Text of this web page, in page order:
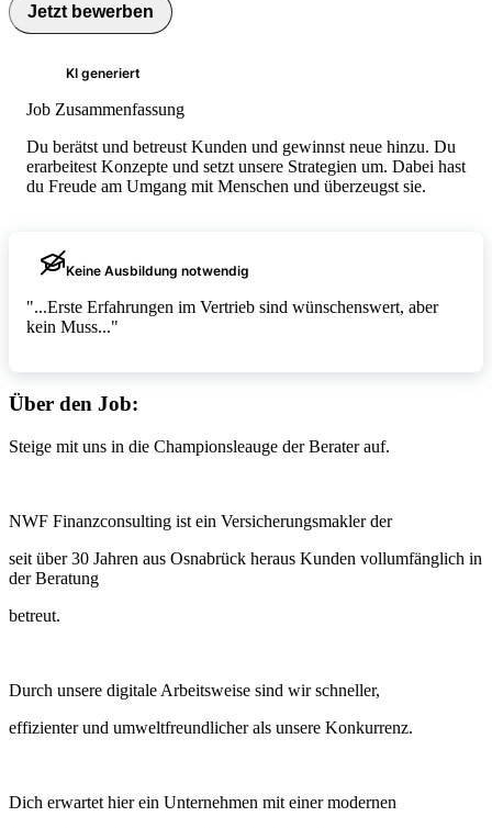
Jetzt bewerben
KI generiert
Job Zusammenfassung
Du berätst und betreust Kunden und gewinnst neue hinzu. Du
erarbeitest Konzepte und setzt unsere Strategien um. Dabei hast
du Freude am Umgang mit Menschen und überzeugst sie.
Keine Ausbildung notwendig
"...Erste Erfahrungen im Vertrieb sind wünschenswert, aber
kein Muss..."
Über den Job:
Steige mit uns in die Championsleauge der Berater auf.
NWF Finanzconsulting ist ein Versicherungsmakler der
seit über 30 Jahren aus Osnabrück heraus Kunden vollumfänglich in
der Beratung
betreut.
Durch unsere digitale Arbeitsweise sind wir schneller,
effizienter und umweltfreundlicher als unsere Konkurrenz.
Dich erwartet hier ein Unternehmen mit einer modernen